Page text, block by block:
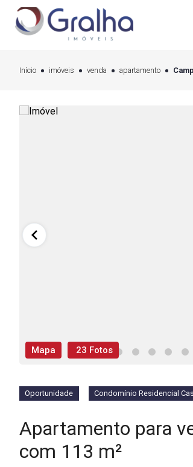
Início imóveis venda apartamento
Mapa 23 Fotos
Oportunidade Condomínio Residencial
Apartamento para
com 113 m²